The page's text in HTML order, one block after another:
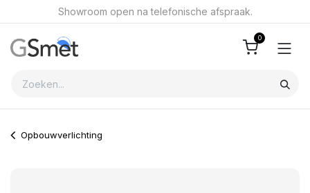
Overslaan naar inhoudShowroom open na telefonische afspraak.
0
Opbouwverlichting